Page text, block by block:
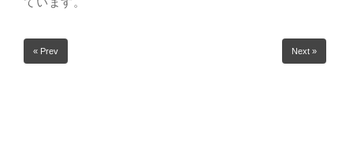
« Prev Next »